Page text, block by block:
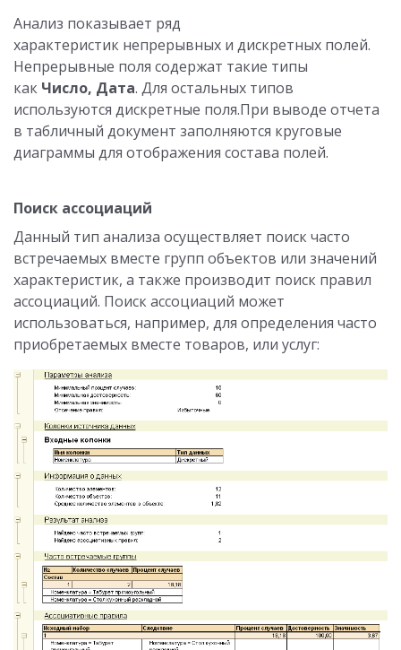
Анализ показывает ряд
характеристик непрерывных и дискретных полей.
Непрерывные поля содержат такие типы
как Число, Дата. Для остальных типов
используются дискретные поля.При выводе отчета
в табличный документ заполняются круговые
диаграммы для отображения состава полей.
Поиск ассоциаций
Данный тип анализа осуществляет поиск часто
встречаемых вместе групп объектов или значений
характеристик, а также производит поиск правил
ассоциаций. Поиск ассоциаций может
использоваться, например, для определения часто
приобретаемых вместе товаров, или услуг: